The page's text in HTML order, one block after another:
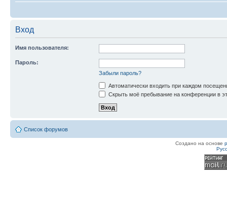
Вход
Имя пользователя:
Пароль:
Забыли пароль?
Автоматически входить при каждом
Скрыть моё пребывание на конференции в
Список форумов
Создано на основе